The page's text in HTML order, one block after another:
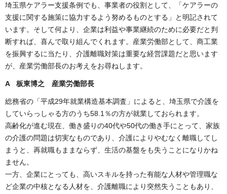
埼玉県ケアラー支援条例でも、事業者の役割として、「ケアラーの
支援に関する施策に協力するよう努めるものとする」と明記されて
います。そして何より、企業は利益や事業継続のために必要だと判
断すれば、喜んで取り組んでくれます。産業労働部として、商工業
を振興するに当たり、介護離職対策は重要な経営課題だと思います
が、産業労働部長のお考えをお尋ねします。
A 板東博之 産業労働部長
総務省の「平成29年就業構造基本調査」によると、埼玉県で介護を
していらっしゃる方のうち58.1％の方が就業しておられます。
高齢化が進む現在、働き盛りの40代や50代の働き手にとって、家族
の介護の問題は切実なものであり、介護によりやむなく離職してし
まうと、再就職もままならず、生活の基盤をも失うことになりかね
ません。
一方、企業にとっても、高いスキルを持った有能な人材や管理職な
ど企業の中核となる人材を、介護離職により突然失うこともあり、